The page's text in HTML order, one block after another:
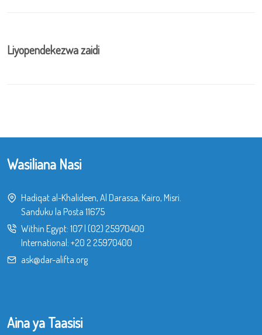
Liyopendekezwa zaidi
Wasiliana Nasi
Hadiqat al-Khalideen, Al Darassa, Kairo, Misri.
Sanduku la Posta 11675
Within Egypt: 107| (02) 25970400
International: +20 2 25970400
ask@dar-alifta.org
Aina ya Taasisi